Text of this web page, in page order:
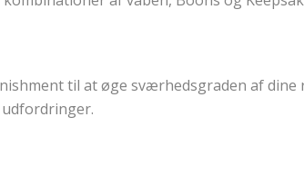
til at øge sværhedsgraden af dine